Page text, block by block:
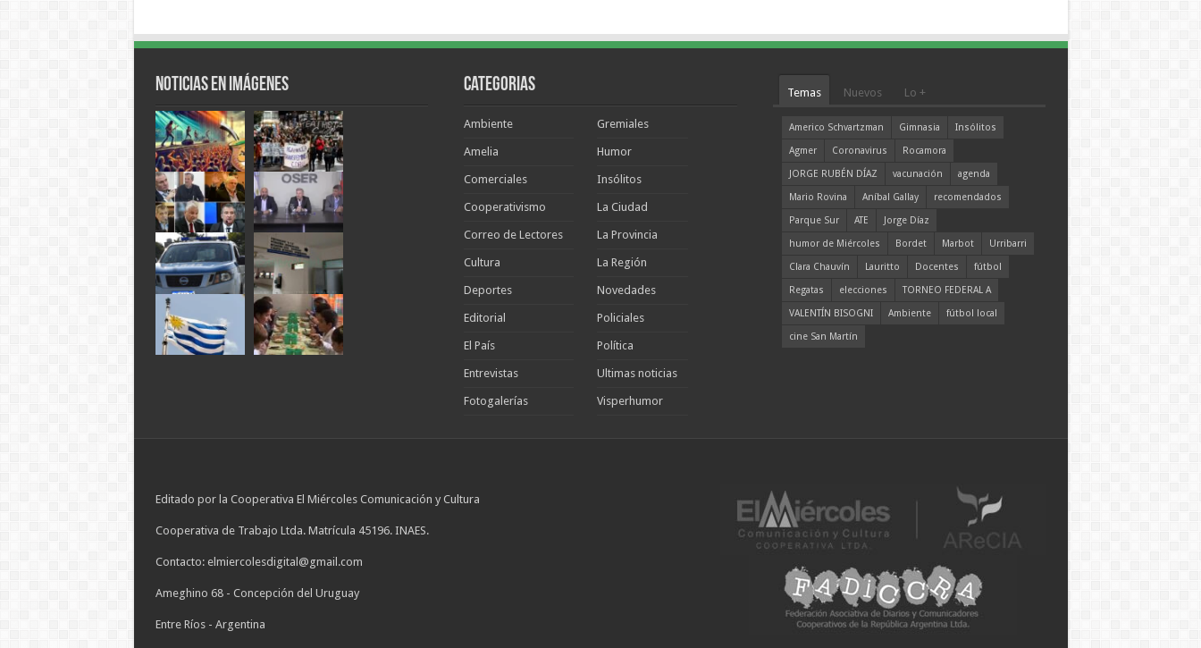
Noticias en Imágenes Categorias
Ambiente
Amelia
Comerciales
Cooperativismo
Correo de Lectores
Cultura
Deportes
Editorial
El País
Entrevistas
Fotogalerías
Gremiales
Humor
Insólitos
La Ciudad
La Provincia
La Región
Novedades
Policiales
Política
Ultimas noticias
Visperhumor
Temas Nuevos Lo +
Americo Schvartzman Gimnasia
Insólitos
Agmer
Coronavirus
Rocamora
JORGE RUBÉN DÍAZ
vacunación
agenda
Mario Rovina
Aníbal Gallay
recomendados
Parque Sur
ATE
Jorge Díaz
humor de Miércoles
Bordet Marbot
Urribarri
Clara Chauvín
Lauritto Docentes
fútbol
Regatas
elecciones
TORNEO FEDERAL A
VALENTÍN BISOGNI
Ambiente
fútbol local
cine San Martín
Editado por la Cooperativa El Miércoles Comunicación y Cultura
Cooperativa de Trabajo Ltda. Matrícula 45196. INAES.
Contacto: elmiercolesdigital@gmail.com
Ameghino 68 - Concepción del Uruguay
Entre Ríos - Argentina